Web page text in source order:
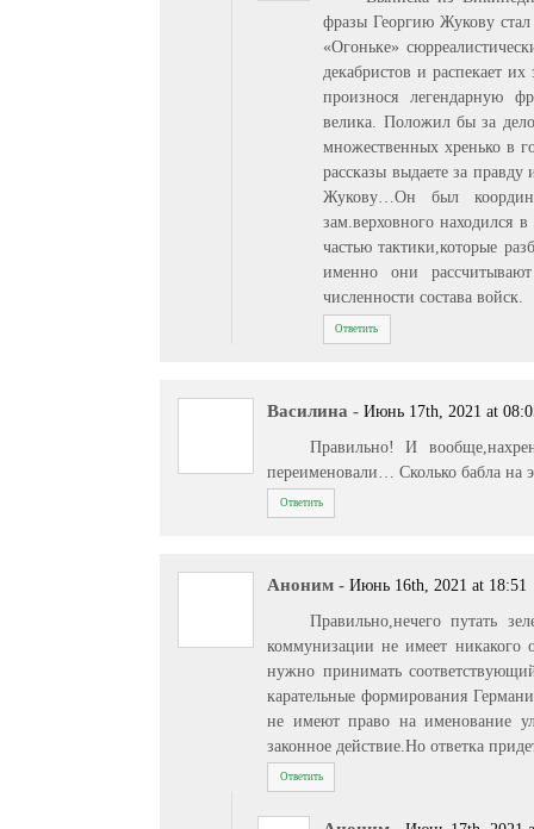
фразы Георгию Жукову
«Огоньке»
декабристов и распекает
произнося легендарную
велика. Положил бы за
множественных хренько в
рассказы выдаете за
Жукову…Он был
зам.верховного находился
частью тактики,которые
именно они рассчитывают
численности состава войск.
Ответить
Василина - Июнь 17th, 2021 at
Правильно! И
переименовали… Сколько бабла на
Ответить
Аноним - Июнь 16th, 2021 at 18:51
Правильно,нечего путать
коммунизации не имеет никакого
нужно принимать
карательные формирования
не имеют право на именование
законное действие.Но ответка
Ответить